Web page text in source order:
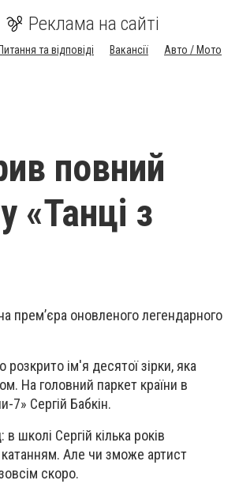
Реклама на сайті
Питання та відповіді Вакансії
Авто / Мото
повний
«Танці з
прем’єра оновленого легендарного
ім'я десятої зірки, яка
На головний паркет країни в
7» Сергій Бабкін.
школі Сергій кілька років
катанням. Але чи зможе артист
скоро.